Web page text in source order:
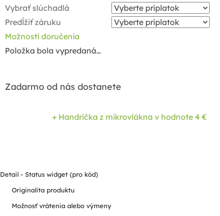
Vybrať slúchadlá
Predĺžiť záruku
Možnosti doručenia
Položka bola vypredaná…
Zadarmo od nás dostanete
+ Handrička z mikrovlákna v hodnote 4 €
Detail - Status widget (pro kód)
Originalita produktu
Možnosť vrátenia alebo výmeny